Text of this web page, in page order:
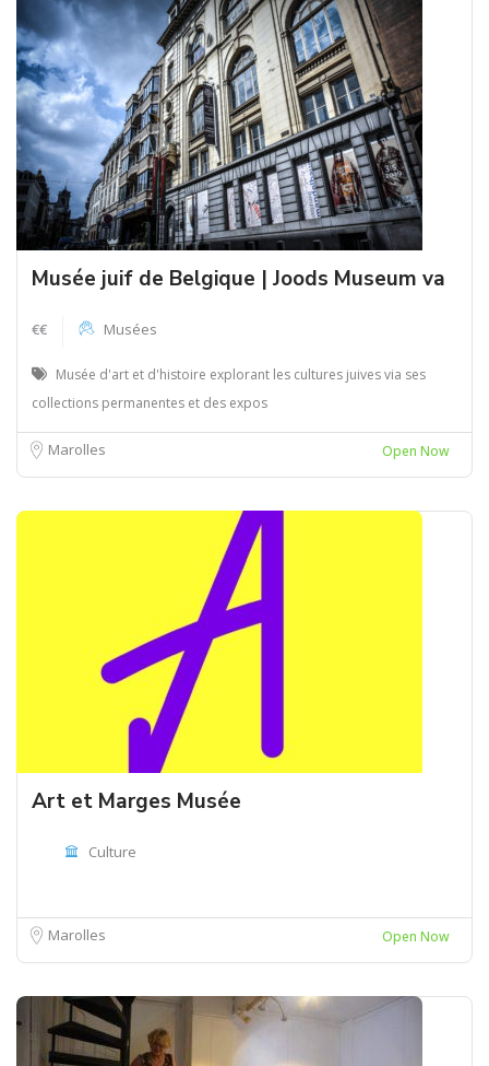
Musée juif de Belgique | Joods Museum va
€€ Musées
Musée d'art et d'histoire explorant les cultures juives via ses
collections permanentes et des expos
Marolles Open Now
Art et Marges Musée
Culture
Marolles Open Now